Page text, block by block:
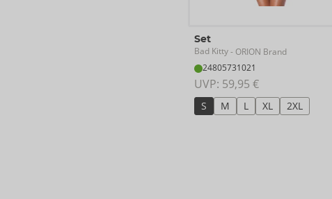
Set
Bad Kitty- ORION Brand
24805731021
UVP: 59,95 €
S M L XL 2XL